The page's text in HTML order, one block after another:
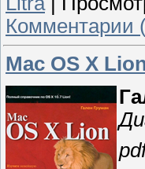
Комментарии
Mac OS X